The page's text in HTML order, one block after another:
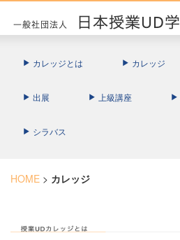
カレッジとは カレッジ
出展 上級講座
シラバス
HOME > カレッジ